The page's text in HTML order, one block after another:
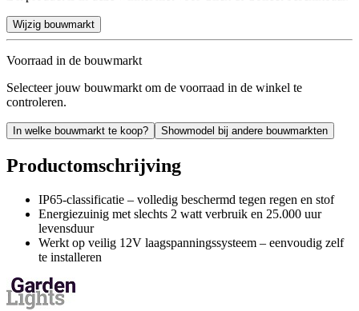
Wijzig bouwmarkt
Voorraad in de bouwmarkt
Selecteer jouw bouwmarkt om de voorraad in de winkel te
controleren.
In welke bouwmarkt te koop? Showmodel bij andere bouwmarkten
Productomschrijving
IP65-classificatie – volledig beschermd tegen regen en stof
Energiezuinig met slechts 2 watt verbruik en 25.000 uur
levensduur
Werkt op veilig 12V laagspanningssysteem – eenvoudig zelf
te installeren